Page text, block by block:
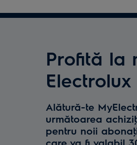
Profită la
Electrolux
Alătură-te
următoarea
pentru noii
care va fi valabil